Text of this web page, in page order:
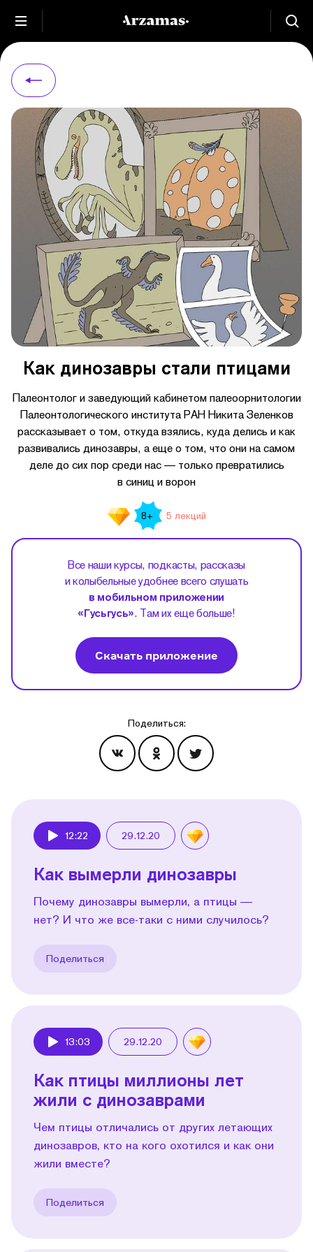
Как динозавры стали птицами
Палеонтолог и заведующий кабинетом палеоорнитологии
Палеонтологического института РАН Никита Зеленков
рассказывает о том, откуда взялись, куда делись и как
развивались динозавры, а еще о том, что они на самом
деле до сих пор среди нас — только превратились
в синиц и ворон
8+ 5 лекций
Все наши курсы, подкасты, рассказы
и колыбельные удобнее всего слушать
в мобильном приложении
«Гусьгусь». Там их еще больше!
Скачать приложение
Поделиться:
12:22 29.12.20
Как вымерли динозавры
Почему динозавры вымерли, а птицы —
нет? И что же все-таки с ними случилось?
Поделиться
13:03 29.12.20
Как птицы миллионы лет
жили с динозаврами
Чем птицы отличались от других летающих
динозавров, кто на кого охотился и как они
жили вместе?
Поделиться